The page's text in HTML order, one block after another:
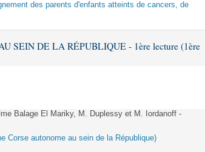
des parents d'enfants atteints de cancers, de
SEIN DE LA RÉPUBLIQUE - 1ère lecture (1ère
Balage El Mariky, M. Duplessy et M. Iordanoff -
Corse autonome au sein de la République)